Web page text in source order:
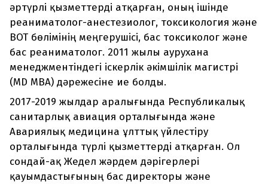
әртүрлі қызметтерді атқарған, оның ішінде
реаниматолог-анестезиолог, токсикология және
ВОТ бөлімінің меңгерушісі, бас токсиколог және
бас реаниматолог. 2011 жылы аурухана
менеджментіндегі іскерлік әкімшілік магистрі
(MD MBA) дәрежесіне ие болды.
2017-2019 жылдар аралығында Республикалық
санитарлық авиация орталығында және
Авариялық медицина ұлттық үйлестіру
орталығында түрлі қызметтерді атқарған. Ол
сондай-ақ Жедел жәрдем дәрігерлері
қауымдастығының бас директоры және